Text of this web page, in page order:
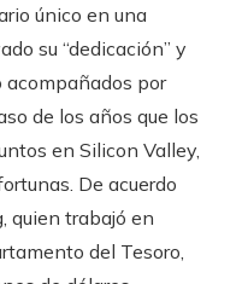
único en una
su “dedicación” y
acompañados por
de los años que los
en Silicon Valley,
De acuerdo
quien trabajó en
del Tesoro,